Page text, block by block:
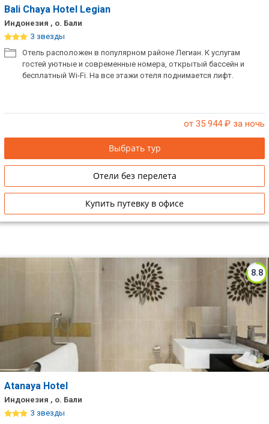
Bali Chaya Hotel Legian
Индонезия , о. Бали
3 звезды
Отель расположен в популярном районе Легиан. К услугам
гостей уютные и современные номера, открытый бассейн и
бесплатный Wi-Fi. На все этажи отеля поднимается лифт.
от 35 944₽ за ночь
Выбрать тур
Отели без перелета
Купить путевку в офисе
8.8
Atanaya Hotel
Индонезия , о. Бали
3 звезды